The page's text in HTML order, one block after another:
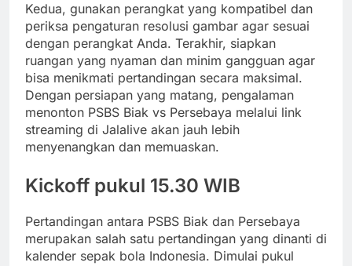
Kedua, gunakan perangkat yang kompatibel dan
periksa pengaturan resolusi gambar agar sesuai
dengan perangkat Anda. Terakhir, siapkan
ruangan yang nyaman dan minim gangguan agar
bisa menikmati pertandingan secara maksimal.
Dengan persiapan yang matang, pengalaman
menonton PSBS Biak vs Persebaya melalui link
streaming di Jalalive akan jauh lebih
menyenangkan dan memuaskan.
Kickoff pukul 15.30 WIB
Pertandingan antara PSBS Biak dan Persebaya
merupakan salah satu pertandingan yang dinanti di
kalender sepak bola Indonesia. Dimulai pukul